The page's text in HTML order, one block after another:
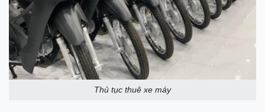
Thủ tục thuê xe máy